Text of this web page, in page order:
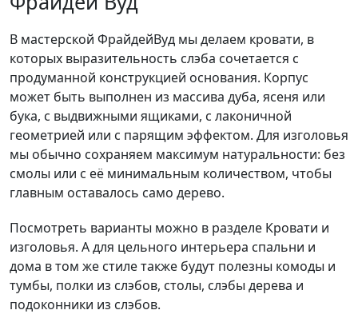
В мастерской ФрайдейВуд мы делаем кровати, в
которых выразительность слэба сочетается с
продуманной конструкцией основания. Корпус
может быть выполнен из массива дуба, ясеня или
бука, с выдвижными ящиками, с лаконичной
геометрией или с парящим эффектом. Для изголовья
мы обычно сохраняем максимум натуральности: без
смолы или с её минимальным количеством, чтобы
главным оставалось само дерево.
Посмотреть варианты можно в разделе Кровати и
изголовья. А для цельного интерьера спальни и
дома в том же стиле также будут полезны комоды и
тумбы, полки из слэбов, столы, слэбы дерева и
подоконники из слэбов.